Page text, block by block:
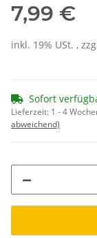
7,99 €
inkl. 19% USt. ,
Sofort
Lieferzeit: 1 - 4
abweichend)